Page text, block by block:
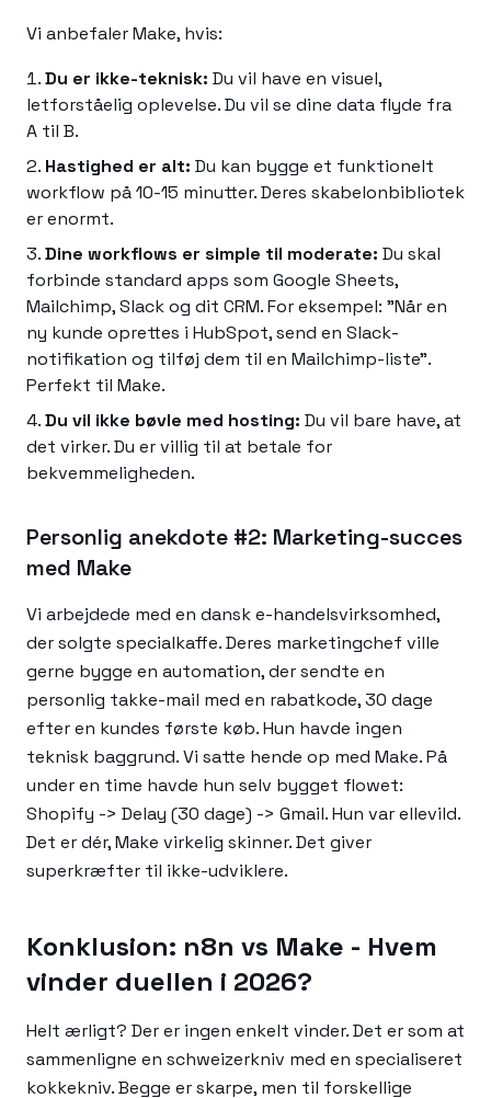
Vi anbefaler Make, hvis:
Du er ikke-teknisk: Du vil have en visuel,
letforståelig oplevelse. Du vil se dine data flyde fra
A til B.
Hastighed er alt: Du kan bygge et funktionelt
workflow på 10-15 minutter. Deres skabelonbibliotek
er enormt.
Dine workflows er simple til moderate: Du skal
forbinde standard apps som Google Sheets,
Mailchimp, Slack og dit CRM. For eksempel: "Når en
ny kunde oprettes i HubSpot, send en Slack-
notifikation og tilføj dem til en Mailchimp-liste".
Perfekt til Make.
Du vil ikke bøvle med hosting: Du vil bare have, at
det virker. Du er villig til at betale for
bekvemmeligheden.
Personlig anekdote #2: Marketing-succes
med Make
Vi arbejdede med en dansk e-handelsvirksomhed,
der solgte specialkaffe. Deres marketingchef ville
gerne bygge en automation, der sendte en
personlig takke-mail med en rabatkode, 30 dage
efter en kundes første køb. Hun havde ingen
teknisk baggrund. Vi satte hende op med Make. På
under en time havde hun selv bygget flowet:
Shopify -> Delay (30 dage) -> Gmail. Hun var ellevild.
Det er dér, Make virkelig skinner. Det giver
superkræfter til ikke-udviklere.
Konklusion: n8n vs Make - Hvem
vinder duellen i 2026?
Helt ærligt? Der er ingen enkelt vinder. Det er som at
sammenligne en schweizerkniv med en specialiseret
kokkekniv. Begge er skarpe, men til forskellige